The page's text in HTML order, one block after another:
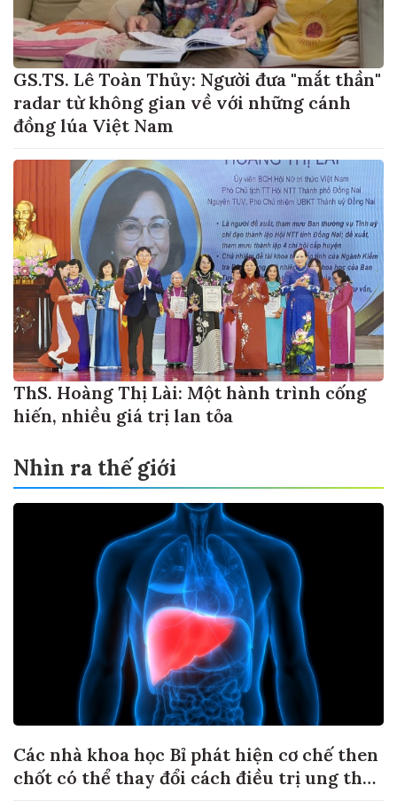
GS.TS. Lê Toàn Thủy: Người đưa "mắt thần"
radar từ không gian về với những cánh
đồng lúa Việt Nam
ThS. Hoàng Thị Lài: Một hành trình cống
hiến, nhiều giá trị lan tỏa
Nhìn ra thế giới
Các nhà khoa học Bỉ phát hiện cơ chế then
chốt có thể thay đổi cách điều trị ung thư